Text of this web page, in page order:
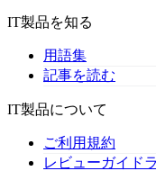
IT製品を知る
用語集
記事を読む
IT製品について
ご利用規約
レビューガイド